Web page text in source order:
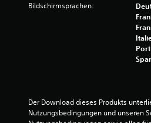
Bildschirmsprachen:
Der Download dieses Produkts
Nutzungsbedingungen und unseren